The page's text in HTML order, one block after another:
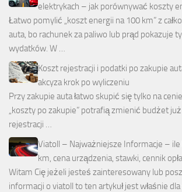
elektrykach – jak porównywać koszty
Łatwo pomylić „koszt energii na 100 km” z
auta, bo rachunek za paliwo lub prąd pokazuje
wydatków. W …
Koszt rejestracji i podatki po zakupie
akcyza krok po wyliczeniu
Przy zakupie auta łatwo skupić się tylko na
„koszty po zakupie” potrafią zmienić budżet
rejestracji …
Viatoll – Najważniejsze Informacje –
km, cena urządzenia, stawki, cennik
Witam Cię jeżeli jesteś zainteresowany lub
informacji o viatoll to ten artykuł jest właśnie